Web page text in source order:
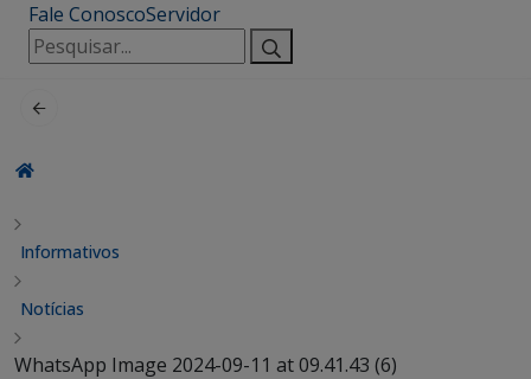
Fale ConoscoServidor
Pesquisar
por:
Informativos
Notícias
WhatsApp Image 2024-09-11 at 09.41.43 (6)